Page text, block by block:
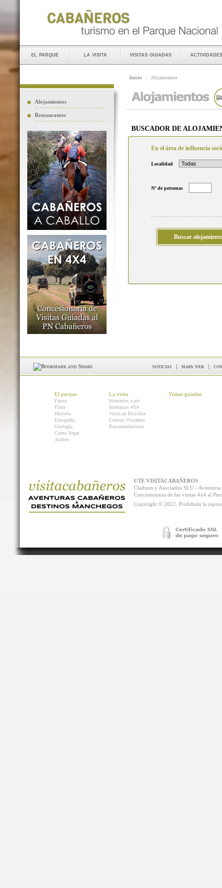
el parque la visita visitas guiadas actividades
Alojamientos
Restaurantes
Inicio :: Alojamientos
BUSCADOR DE
En el área de influencia
Localidad
Nº de personas
noticias | mapa web |
El parque
Fauna
Flora
Historia
Etnografía
Geología
Como llegar
Audios
La visita
Itinerarios a pie
Itinerarios 4X4
Visita en Bicicleta
Centros Visitantes
Recomendaciones
Visitas guiadas
UTE VISITACABAÑEROS
Cladium y Asociados SLU -
Concesionaria de las visitas 4x4 al
Copyright © 2022. Prohibida la